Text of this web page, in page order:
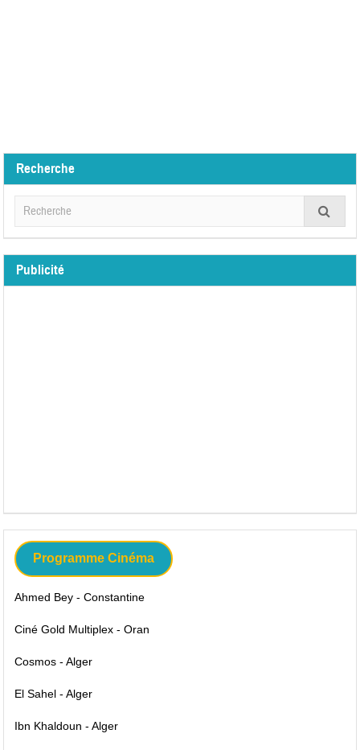
Recherche
Publicité
Programme Cinéma
Ahmed Bey - Constantine
Ciné Gold Multiplex - Oran
Cosmos - Alger
El Sahel - Alger
Ibn Khaldoun - Alger